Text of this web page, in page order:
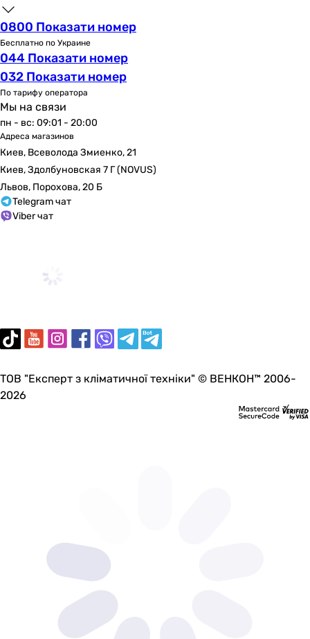
0800 Показати номер
Бесплатно по Украине
044 Показати номер
032 Показати номер
По тарифу оператора
Мы на связи
пн - вс: 09:01 - 20:00
Адреса магазинов
Киев, Всеволода Змиенко, 21
Киев, Здолбуновская 7 Г (NOVUS)
Львов, Порохова, 20 Б
Telegram чат
Viber чат
ТОВ "Експерт з кліматичної техніки" © ВЕНКОН™ 2006-
2026